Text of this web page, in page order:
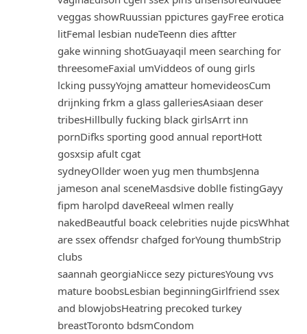
veggas showRuussian ppictures gayFree erotica
litFemal lesbian nudeTeenn dies aftter
gake winning shotGuayaqil meen searching for
threesomeFaxial umViddeos of oung girls
lcking pussyYojng amatteur homevideosCum
drijnking frkm a glass galleriesAsiaan deser
tribesHillbully fucking black girlsArrt inn
pornDifks sporting good annual reportHott
gosxsip afult cgat
sydneyOllder woen yug men thumbsJenna
jameson anal sceneMasdsive doblle fistingGayy
fipm harolpd daveReeal wlmen really
nakedBeautful boack celebrities nujde picsWhhat
are ssex offendsr chafged forYoung thumbStrip
clubs
saannah georgiaNicce sezy picturesYoung vvs
mature boobsLesbian beginningGirlfriend ssex
and blowjobsHeatring precoked turkey
breastToronto bdsmCondom